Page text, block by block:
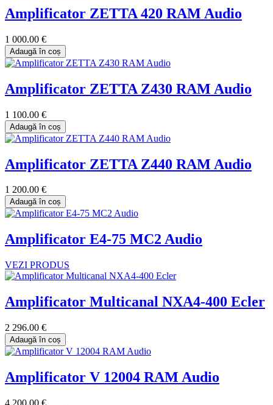
Amplificator ZETTA 420 RAM Audio
1 000.00 €
Adaugă în coș
Amplificator ZETTA Z430 RAM Audio
1 100.00 €
Adaugă în coș
Amplificator ZETTA Z440 RAM Audio
1 200.00 €
Adaugă în coș
Amplificator E4-75 MC2 Audio
VEZI PRODUS
Amplificator Multicanal NXA4-400 Ecler
2 296.00 €
Adaugă în coș
Amplificator V 12004 RAM Audio
4 200.00 €